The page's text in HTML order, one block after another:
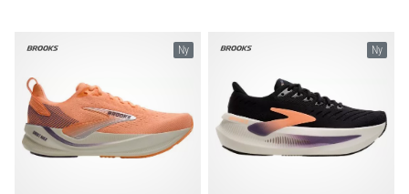
Vad
beror
det…
Visa
Ny Ny